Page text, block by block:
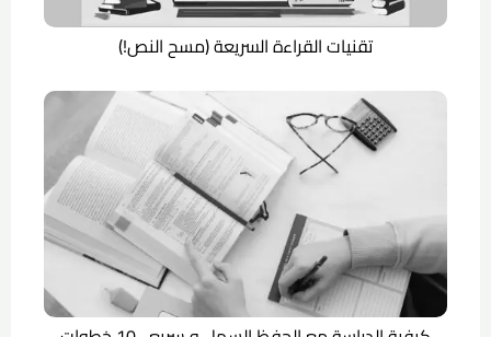
تقنيات القراءة السريعة (مسح النص!)